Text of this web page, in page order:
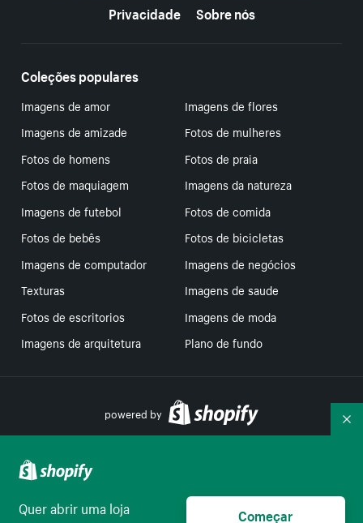
Privacidade
Sobre nós
Coleções populares
Imagens de amor
Imagens de flores
Imagens de amizade
Fotos de mulheres
Fotos de homens
Fotos de praia
Fotos de maquiagem
Imagens da natureza
Imagens de futebol
Fotos de comida
Fotos de bebês
Fotos de bicicletas
Imagens de computador
Imagens de negócios
Texturas
Imagens de saude
Fotos de escritorios
Imagens de moda
Imagens de arquitetura
Plano de fundo
powered by
Suas escolhas de privacidade
Quer abrir uma loja
Começar